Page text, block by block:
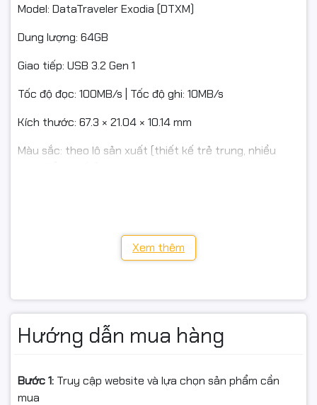
Model: DataTraveler Exodia (DTXM)
Dung lượng: 64GB
Giao tiếp: USB 3.2 Gen 1
Tốc độ đọc: 100MB/s | Tốc độ ghi: 10MB/s
Kích thước: 67.3 × 21.04 × 10.14 mm
Màu sắc: theo lô sản xuất (thiết kế trẻ trung, nhiều
Kết nối TV/đầu phát/máy in có cổng USB.
📦 Điều kiện hoàn hàng
Xem thêm
Hướng dẫn mua hàng
Bước 1: Truy cập website và lựa chọn sản phẩm cần
mua